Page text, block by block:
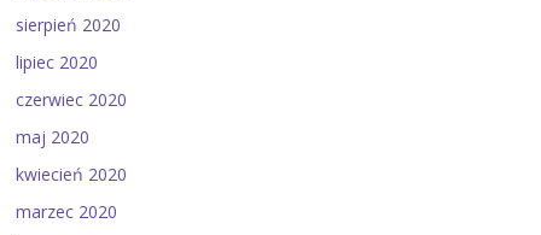
sierpień 2020
lipiec 2020
czerwiec 2020
maj 2020
kwiecień 2020
marzec 2020